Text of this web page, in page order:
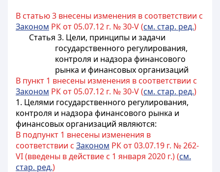
В статью 3 внесены изменения в соответствии с
Законом РК от 05.07.12 г. № 30-V (см. стар. ред.)
Статья 3. Цели, принципы и задачи
государственного регулирования,
контроля и надзора финансового
рынка и финансовых организаций
В пункт 1 внесены изменения в соответствии с
Законом РК от 05.07.12 г. № 30-V (см. стар. ред.)
1. Целями государственного регулирования,
контроля и надзора финансового рынка и
финансовых организаций являются:
В подпункт 1 внесены изменения в
соответствии с Законом РК от 03.07.19 г. № 262-
VI (введены в действие с 1 января 2020 г.) (см.
стар. ред.)